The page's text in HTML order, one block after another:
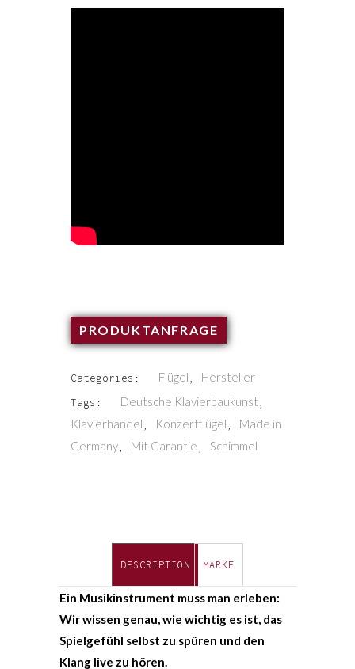
PRODUKTANFRAGE
Categories: Flügel Hersteller
Tags: Deutsche Klavierbaukunst
Klavierhandel Konzertflügel
Made in
Germany
Mit Garantie Schimmel
DESCRIPTION MARKE
Ein Musikinstrument muss man erleben:
Wir wissen genau, wie wichtig es ist, das
Spielgefühl selbst zu spüren und den
Klang live zu hören.